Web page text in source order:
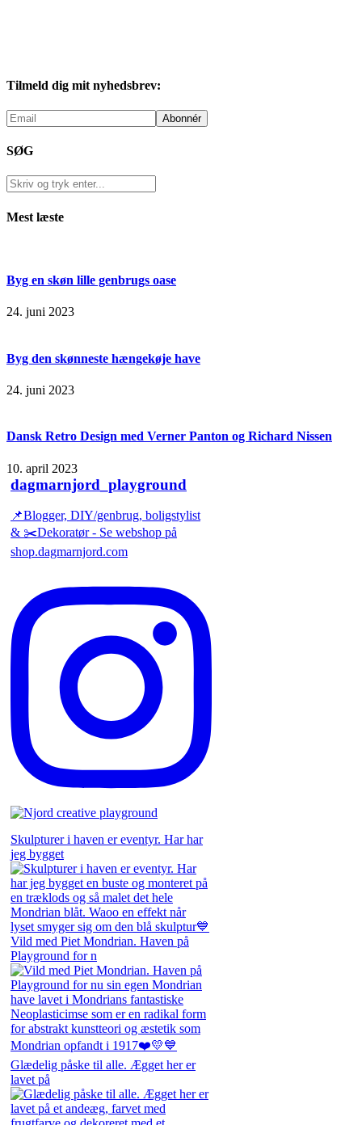
Tilmeld dig mit nyhedsbrev:
SØG
Mest læste
Byg en skøn lille genbrugs oase
24. juni 2023
Byg den skønneste hængekøje have
24. juni 2023
Dansk Retro Design med Verner Panton og Richard Nissen
10. april 2023
dagmarnjord_playground
📌Blogger, DIY/genbrug, boligstylist
& ✂️Dekoratør - Se webshop på
shop.dagmarnjord.com
Skulpturer i haven er eventyr. Har har
jeg bygget
Vild med Piet Mondrian. Haven på
Playground for n
Glædelig påske til alle. Ægget her er
lavet på